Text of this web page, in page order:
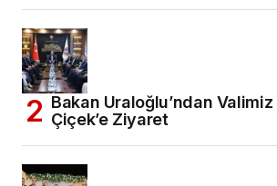
Bakan Uraloğlu’ndan Valimiz
Çiçek’e Ziyaret